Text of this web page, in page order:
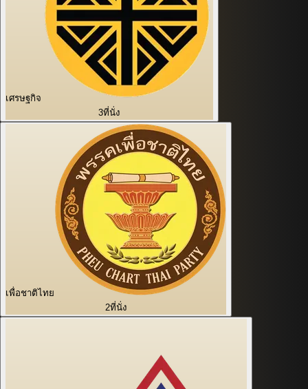
เศรษฐกิจ
3ที่นั่ง
เพื่อชาติไทย
2ที่นั่ง